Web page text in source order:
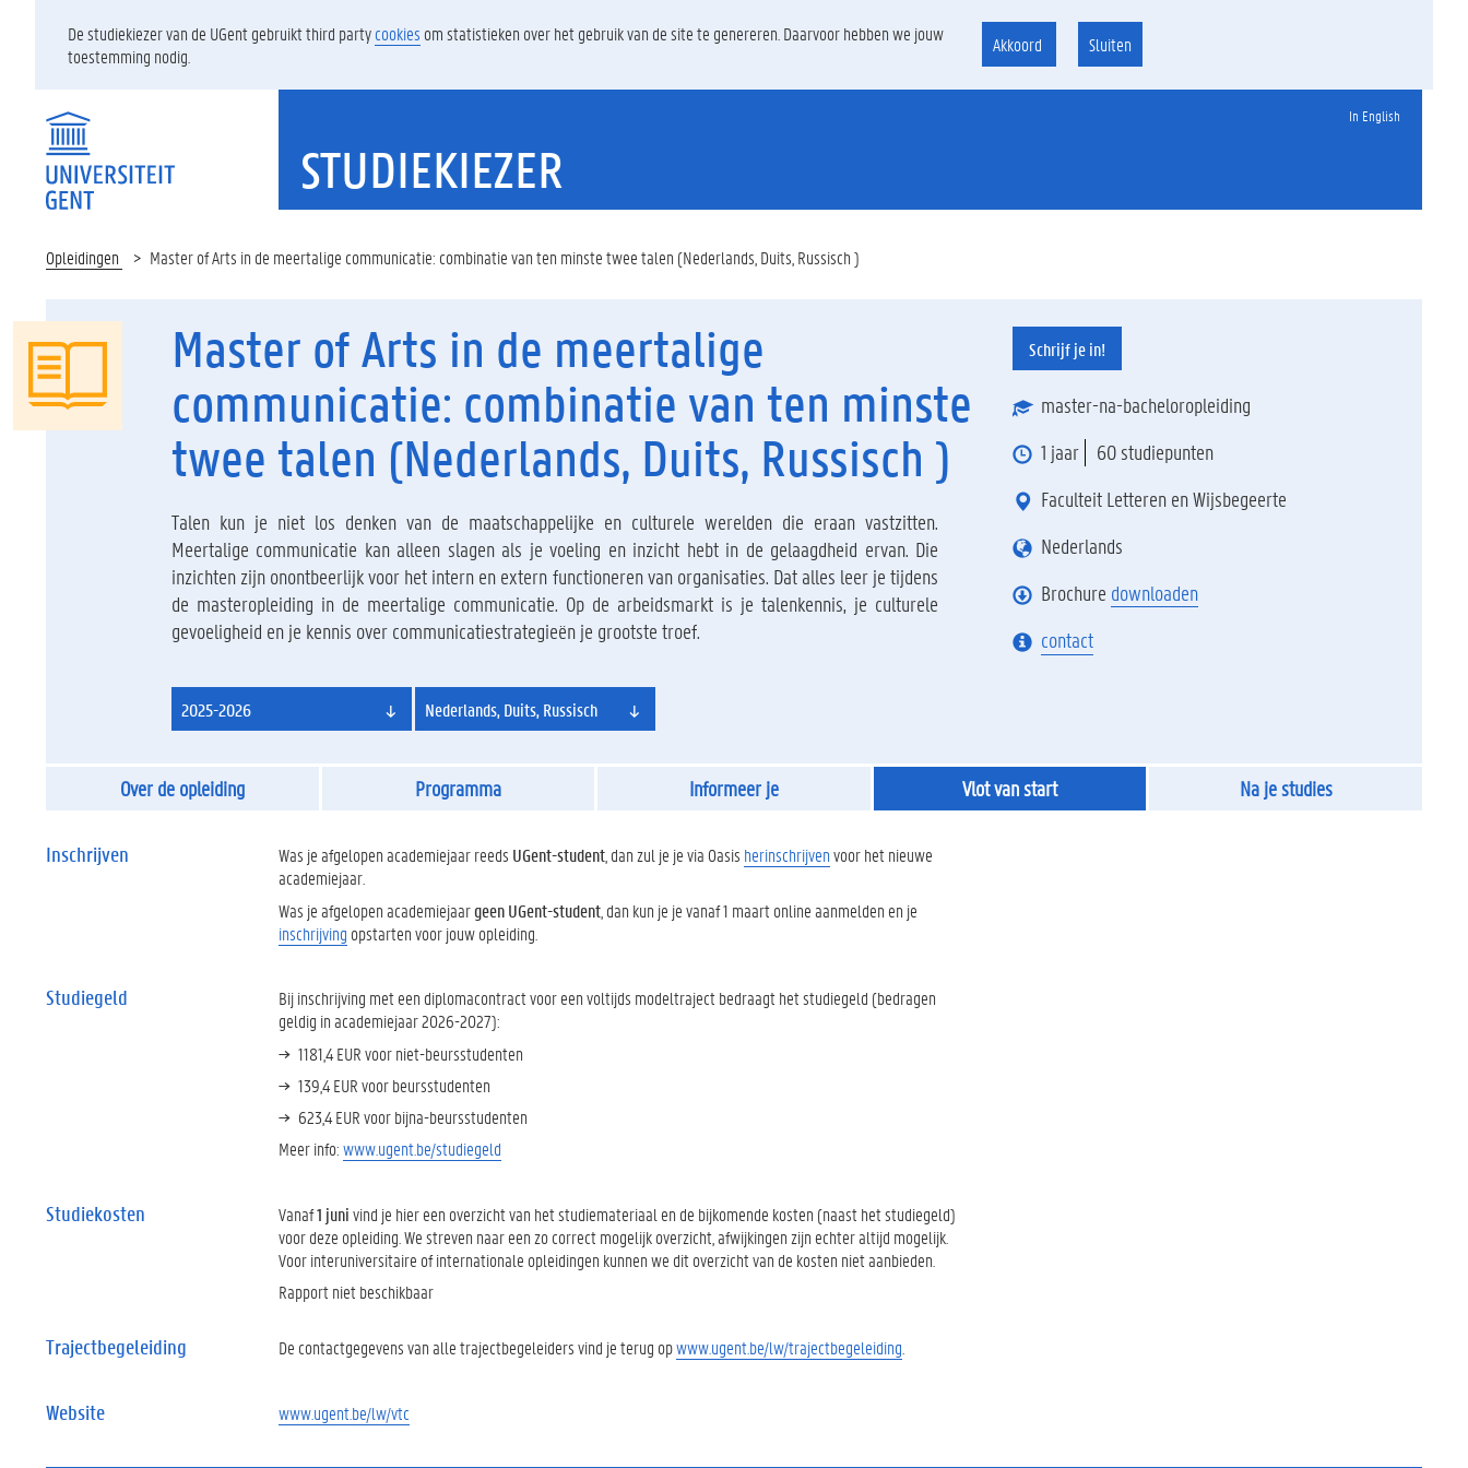
De studiekiezer van de UGent gebruikt third partycookies om statistieken over het gebruik van de site te genereren. Daarvoor hebben we jouw
toestemming nodig.
Akkoord Sluiten
In English
STUDIEKIEZER
Opleidingen Master of Arts in de meertalige communicatie: combinatie van ten minste twee talen (Nederlands, Duits, Russisch )
Master of Arts in de meertalige
communicatie: combinatie van ten minste
twee talen (Nederlands, Duits, Russisch )
Talen kun je niet los denken van de maatschappelijke en culturele werelden die eraan vastzitten.
Meertalige communicatie kan alleen slagen als je voeling en inzicht hebt in de gelaagdheid ervan. Die
inzichten zijn onontbeerlijk voor het intern en extern functioneren van organisaties. Dat alles leer je tijdens
de masteropleiding in de meertalige communicatie. Op de arbeidsmarkt is je talenkennis, je culturele
gevoeligheid en je kennis over communicatiestrategieën je grootste troef.
2025-2026 Nederlands, Duits, Russisch
Schrijf je in!
master-na-bacheloropleiding
1 jaar
60 studiepunten
Faculteit Letteren en Wijsbegeerte
Nederlands
Brochure downloaden
contact
Over de opleiding Programma Informeer je Vlot van start Na je studies
Inschrijven Was je afgelopen academiejaar reeds UGent-student , dan zul je je via Oasis herinschrijvenvoor het nieuwe
academiejaar.
Was je afgelopen academiejaargeen UGent-student , dan kun je je vanaf 1 maart online aanmelden en je
inschrijving opstarten voor jouw opleiding.
Studiegeld
Bij inschrijving met een diplomacontract voor een voltijds modeltraject bedraagt het studiegeld (bedragen
geldig in academiejaar 2026-2027):
1181,4 EUR voor niet-beursstudenten
139,4 EUR voor beursstudenten
623,4 EUR voor bijna-beursstudenten
Meer info:www.ugent.be/studiegeld
Studiekosten Vanaf1 junivind je hier een overzicht van het studiemateriaal en de bijkomende kosten (naast het studiegeld)
voor deze opleiding. We streven naar een zo correct mogelijk overzicht, afwijkingen zijn echter altijd mogelijk.
Voor interuniversitaire of internationale opleidingen kunnen we dit overzicht van de kosten niet aanbieden.
Rapport niet beschikbaar
Trajectbegeleiding De contactgegevens van alle trajectbegeleiders vind je terug opwww.ugent.be/lw/trajectbegeleiding
Website www.ugent.be/lw/vtc